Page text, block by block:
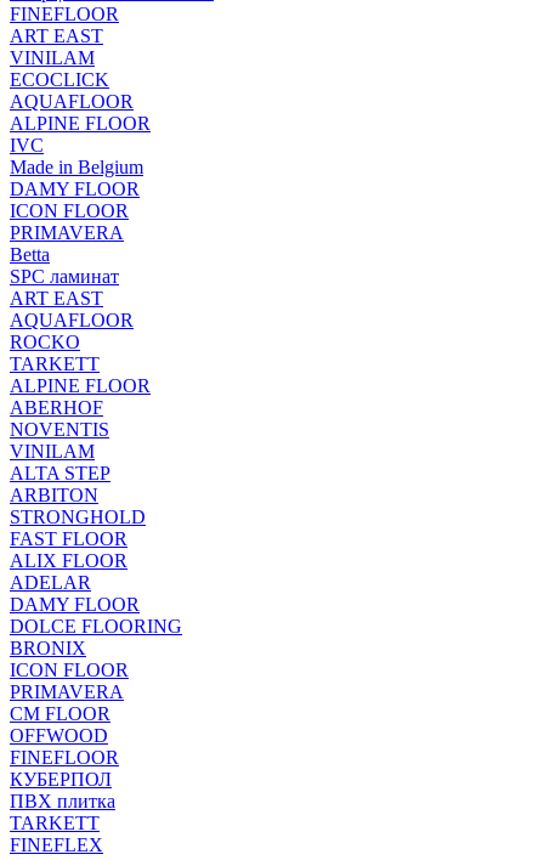
FINEFLOOR
ART EAST
VINILAM
ECOCLICK
AQUAFLOOR
ALPINE FLOOR
IVC
Made in Belgium
DAMY FLOOR
ICON FLOOR
PRIMAVERA
Betta
SPC ламинат
ART EAST
AQUAFLOOR
ROCKO
TARKETT
ALPINE FLOOR
ABERHOF
NOVENTIS
VINILAM
ALTA STEP
ARBITON
STRONGHOLD
FAST FLOOR
ALIX FLOOR
ADELAR
DAMY FLOOR
DOLCE FLOORING
BRONIX
ICON FLOOR
PRIMAVERA
CM FLOOR
OFFWOOD
FINEFLOOR
КУБЕРПОЛ
ПВХ плитка
TARKETT
FINEFLEX